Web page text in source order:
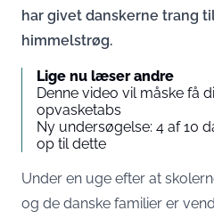
har givet danskerne trang
himmelstrøg.
Lige nu læser andre
Denne video vil måske få
opvasketabs
Ny undersøgelse: 4 af 10
op til dette
Under en uge efter at
og de danske familier er